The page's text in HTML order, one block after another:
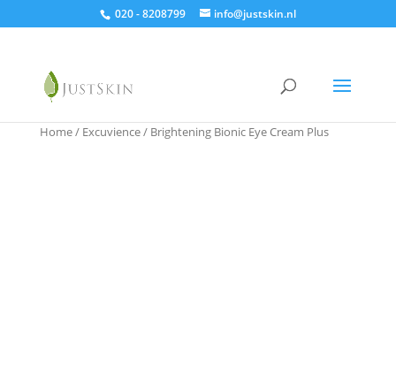
020 - 8208799 info@justskin.nl
Home/ Excuvience/ Brightening Bionic Eye Cream Plus